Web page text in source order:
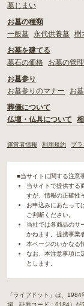
墓じまい
お墓の種類
一般墓
永代供養墓 樹
お墓を建てる
墓石の価格
お墓の管
お墓参り
お墓参りのマナー
お
葬儀について
仏壇・仏具について
運営者情報 利用規約 プ
■当サイトに関する注意
当サイトで提供する
すが、情報の正確性
お申込みにあたって
ご判断ください。
当社では各商品のサ
かねます。提携事業
本ページのいかなる
なお、本注意事項に
とします。
「ライフドット」は、
場、証券コード：6184）が